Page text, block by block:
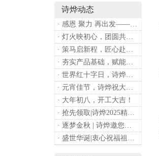
诗烨动态
· 感恩 聚力 再出发——上海诗烨企业发展有限公司成立20周年庆典
· 灯火映初心，团圆共安康 —— 诗烨恭祝大家元宵喜乐
· 策马启新程，匠心赴华章——诗烨开工大吉
· 夯实产品基础，赋能专业服务——上海诗烨办公椅产品基础知识培训圆满开展
· 世界红十字日，诗烨向全体红十字人致以最诚挚的节日祝福
· 元宵佳节，诗烨祝大家团团圆圆
· 大年初八，开工大吉！
· 抢先领取|诗烨2025精美台历超前放送！
· 逐梦金秋 | 诗烨邀您共赴第90届中国国际医疗器械博览会
· 盛世华诞|衷心祝福祖国母亲昌盛富强！